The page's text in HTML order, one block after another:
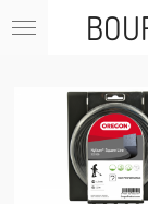
Passer
principal